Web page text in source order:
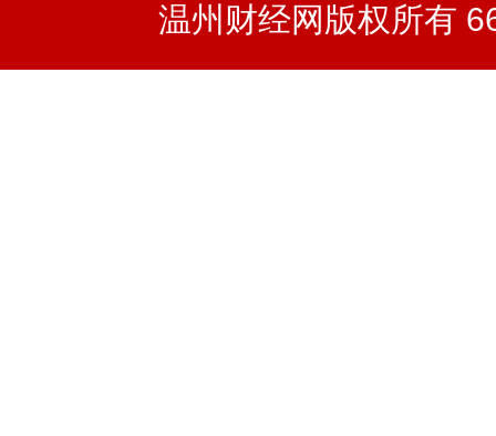
温州财经网版权所有